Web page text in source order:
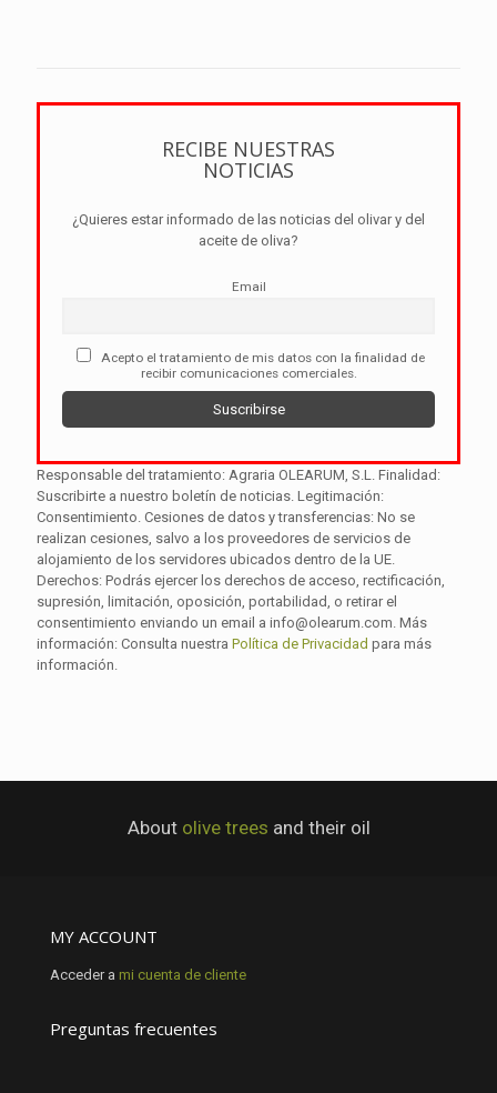
RECIBE NUESTRAS
NOTICIAS
¿Quieres estar informado de las noticias del olivar y del
aceite de oliva?
Email
Acepto el tratamiento de mis datos con la finalidad de
recibir comunicaciones comerciales.
Responsable del tratamiento: Agraria OLEARUM, S.L. Finalidad:
Suscribirte a nuestro boletín de noticias. Legitimación:
Consentimiento. Cesiones de datos y transferencias: No se
realizan cesiones, salvo a los proveedores de servicios de
alojamiento de los servidores ubicados dentro de la UE.
Derechos: Podrás ejercer los derechos de acceso, rectificación,
supresión, limitación, oposición, portabilidad, o retirar el
consentimiento enviando un email a info@olearum.com. Más
información: Consulta nuestra Política de Privacidad para más
información.
About olive trees and their oil
MY ACCOUNT
Acceder a mi cuenta de cliente
Preguntas frecuentes